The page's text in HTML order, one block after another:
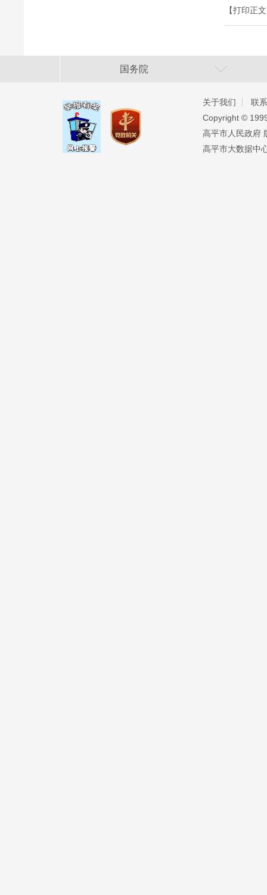
【打印正
国务院
关于我们
联
Copyright ©️
高平市人民政府
高平市大数据